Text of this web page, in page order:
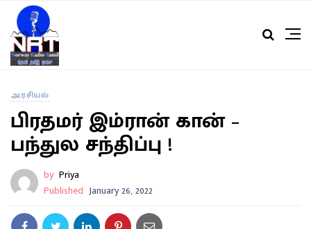
அரசியல்
பிரதமர் இம்ரான் கான் –
பந்துல சந்திப்பு !
by Priya
Published January 26, 2022